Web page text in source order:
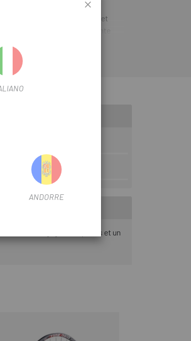
Disc Bull 26 Centerlock
exigeant performance et
même sur les terrains les plus
PLUS
assure un engagement précis et un
ANDORRE